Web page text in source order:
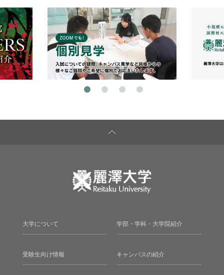
大学について 学部・学科・大学院紹介
受験生向け情報 キャンパスの紹介